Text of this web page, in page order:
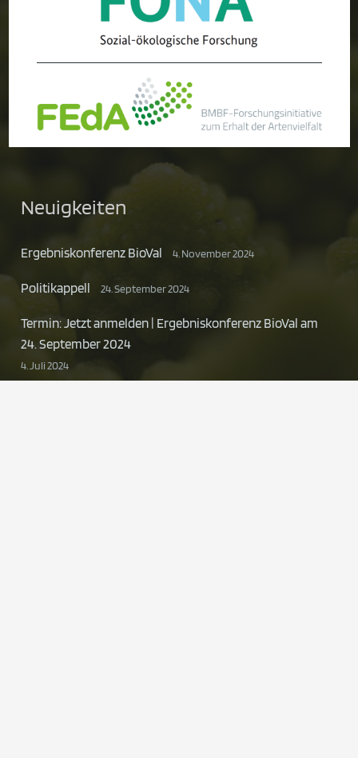
Neuigkeiten
Ergebniskonferenz BioVal 4. November 2024
Politikappell 24. September 2024
Termin: Jetzt anmelden | Ergebniskonferenz BioVal am
24. September 2024
4. Juli 2024